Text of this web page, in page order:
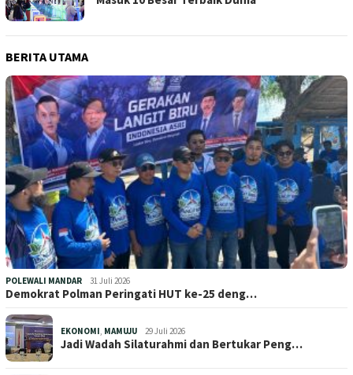
BERITA UTAMA
POLEWALI MANDAR 31 Juli 2026
Demokrat Polman Peringati HUT ke-25 deng…
EKONOMI, MAMUJU 29 Juli 2026
Jadi Wadah Silaturahmi dan Bertukar Peng…